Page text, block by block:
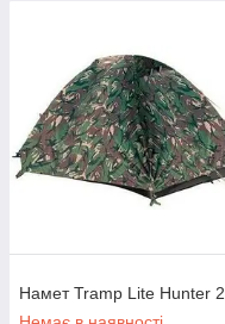
Намет Tramp Lite Hunter 2